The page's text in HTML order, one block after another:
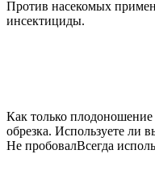
Против насекомых
инсектициды.
Как только плодоношение
обрезка. Используете ли
Не пробовалВсегда